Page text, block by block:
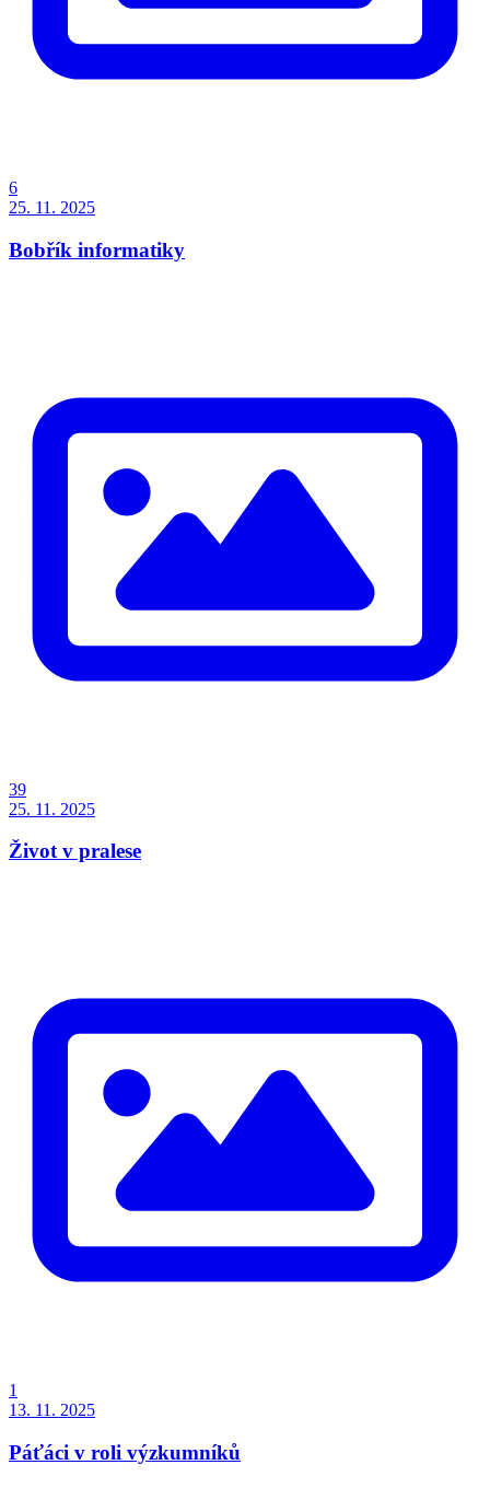
6
25. 11. 2025
Bobřík informatiky
39
25. 11. 2025
Život v pralese
1
13. 11. 2025
Páťáci v roli výzkumníků